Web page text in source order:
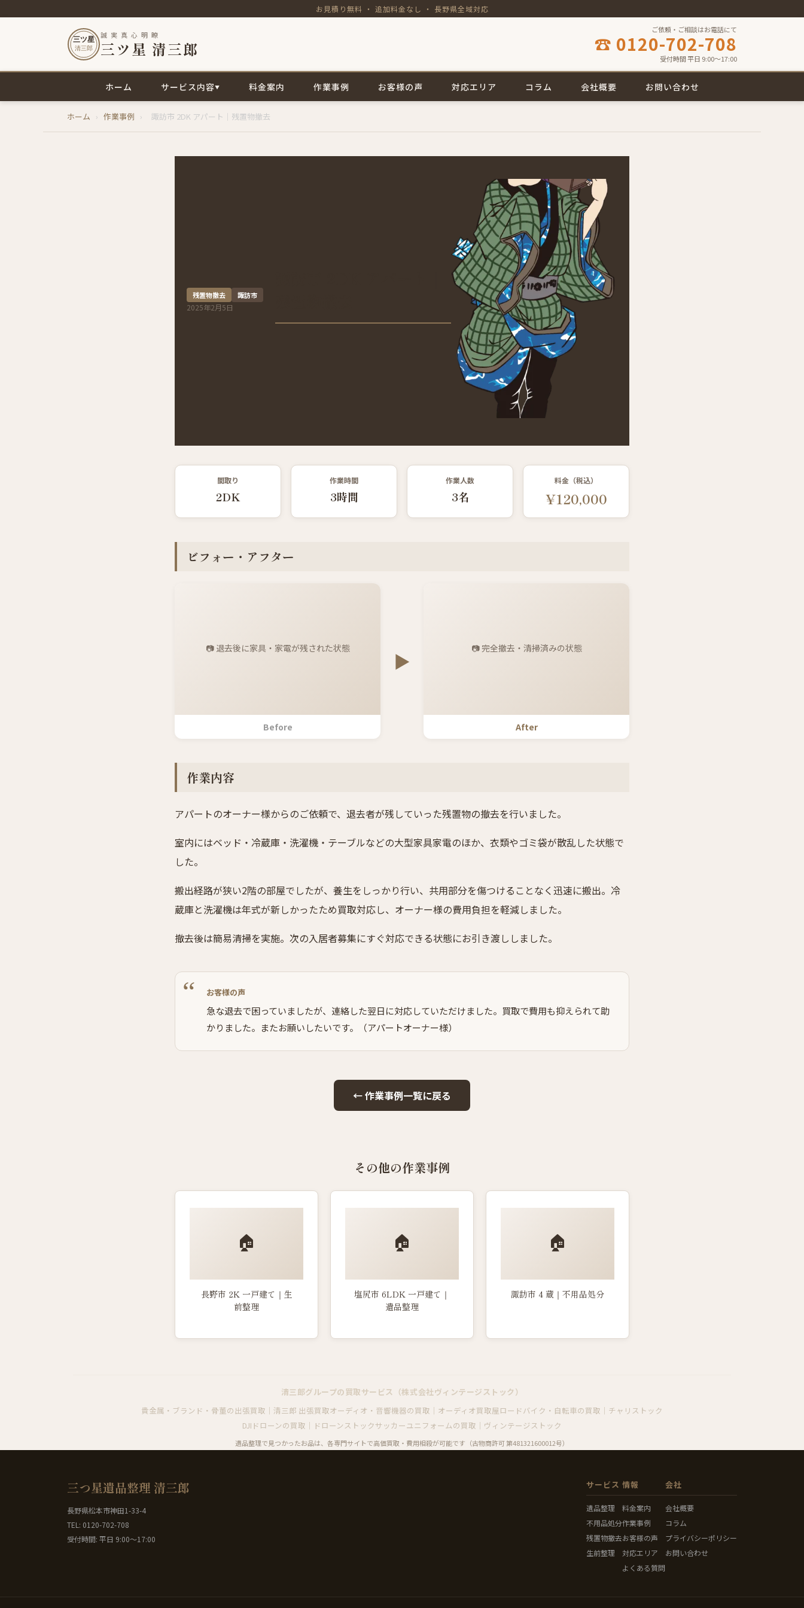
お見積り無料 ・ 追加料金なし ・ 長野県全域対応
三ツ星
清三郎
誠 実 真 心 明 瞭
三ツ星 清三郎
ご依頼・ご相談はお電話にて
☎ 0120-702-708
受付時間 平日 9:00〜17:00
ホーム サービス内容▼ 料金案内 作業事例 お客様の声 対応エリア コラム 会社概要 お問い合わせ
ホーム › 作業事例 › 諏訪市 2DK アパート｜残置物撤去
残置物撤去 諏訪市
2025年2月5日
間取り
2DK
作業時間
3時間
作業人数
3名
料金（税込）
¥120,000
ビフォー・アフター
📷 退去後に家具・家電が残された状態
Before
▶
📷 完全撤去・清掃済みの状態
After
作業内容
アパートのオーナー様からのご依頼で、退去者が残していった残置物の撤去を行いました。
室内にはベッド・冷蔵庫・洗濯機・テーブルなどの大型家具家電のほか、衣類やゴミ袋が散乱した状態で
した。
搬出経路が狭い2階の部屋でしたが、養生をしっかり行い、共用部分を傷つけることなく迅速に搬出。冷
蔵庫と洗濯機は年式が新しかったため買取対応し、オーナー様の費用負担を軽減しました。
撤去後は簡易清掃を実施。次の入居者募集にすぐ対応できる状態にお引き渡ししました。
お客様の声
急な退去で困っていましたが、連絡した翌日に対応していただけました。買取で費用も抑えられて助
かりました。またお願いしたいです。（アパートオーナー様）
← 作業事例一覧に戻る
その他の作業事例
🏠
長野市 2K 一戸建て｜生
前整理
🏠
塩尻市 6LDK 一戸建て｜
遺品整理
🏠
諏訪市 4 蔵｜不用品処分
清三郎グループの買取サービス（株式会社ヴィンテージストック）
貴金属・ブランド・骨董の出張買取｜清三郎 出張買取オーディオ・音響機器の買取｜オーディオ買取屋ロードバイク・自転車の買取｜チャリストック
DJIドローンの買取｜ドローンストックサッカーユニフォームの買取｜ヴィンテージストック
遺品整理で見つかったお品は、各専門サイトで高価買取・費用相殺が可能です（古物商許可 第481321600012号）
三つ星遺品整理 清三郎
長野県松本市神田1-33-4
TEL: 0120-702-708
受付時間: 平日 9:00〜17:00
サービス
遺品整理
不用品処分
残置物撤去
生前整理
情報
料金案内
作業事例
お客様の声
対応エリア
よくある質問
会社
会社概要
コラム
プライバシーポリシー
お問い合わせ